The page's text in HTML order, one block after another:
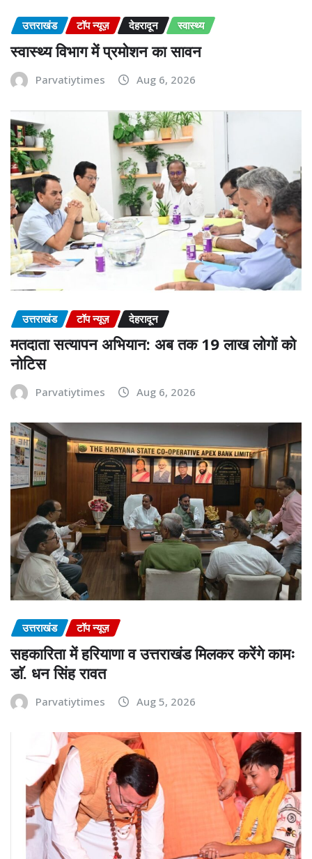
उत्तराखंड टॉप न्यूज़ देहरादून स्वास्थ्य
स्वास्थ्य विभाग में प्रमोशन का सावन
Parvatiytimes Aug 6, 2026
उत्तराखंड टॉप न्यूज़ देहरादून
मतदाता सत्यापन अभियान: अब तक 19 लाख लोगों को
नोटिस
Parvatiytimes Aug 6, 2026
उत्तराखंड टॉप न्यूज़
सहकारिता में हरियाणा व उत्तराखंड मिलकर करेंगे कामः
डाॅ. धन सिंह रावत
Parvatiytimes Aug 5, 2026